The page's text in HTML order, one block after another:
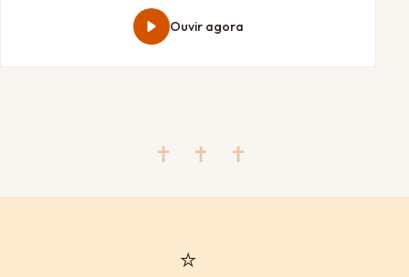
Ouvir agora
✝ ✝ ✝
⭐